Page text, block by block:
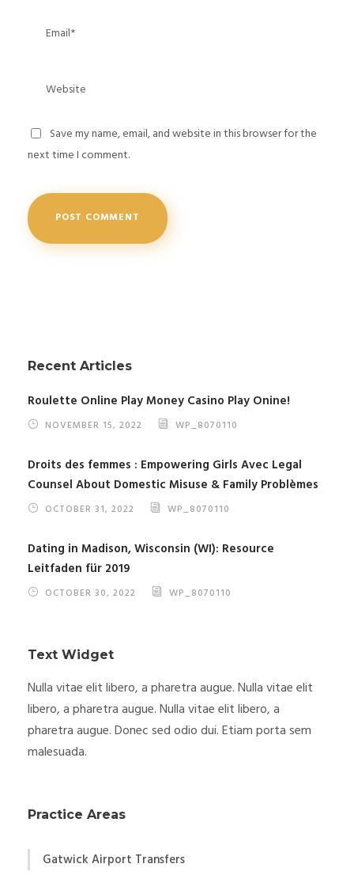
Save my name, email, and website in this browser for the
next time I comment.
Recent Articles
Roulette Online Play Money Casino Play Onine!
NOVEMBER 15, 2022 WP_8070110
Droits des femmes : Empowering Girls Avec Legal
Counsel About Domestic Misuse & Family Problèmes
OCTOBER 31, 2022 WP_8070110
Dating in Madison, Wisconsin (WI): Resource
Leitfaden für 2019
OCTOBER 30, 2022 WP_8070110
Text Widget
Nulla vitae elit libero, a pharetra augue. Nulla vitae elit
libero, a pharetra augue. Nulla vitae elit libero, a
pharetra augue. Donec sed odio dui. Etiam porta sem
malesuada.
Practice Areas
Gatwick Airport Transfers